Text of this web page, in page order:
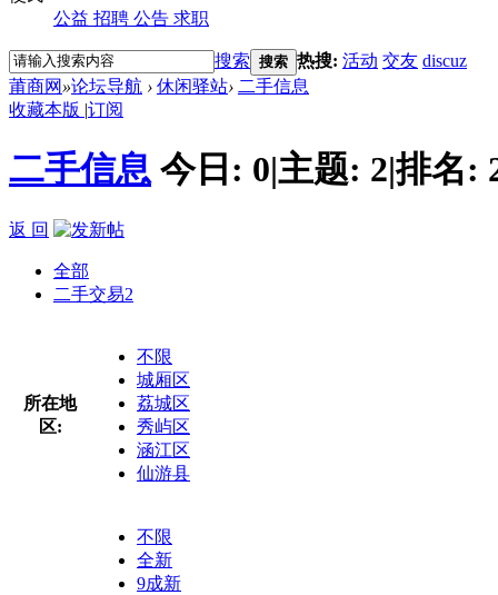
公益 招聘 公告 求职
搜索 搜索 热搜: 活动 交友 discuz
莆商网 »论坛导航 › 休闲驿站› 二手信息
收藏本版 |订阅
二手信息 今日: 0|主题: 2|排名:
返 回
全部
二手交易2
所在地
区:
不限
城厢区
荔城区
秀屿区
涵江区
仙游县
不限
全新
9成新